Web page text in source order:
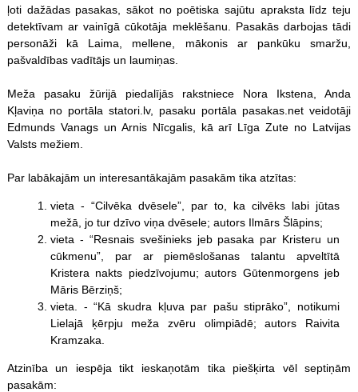
ļoti dažādas pasakas, sākot no poētiska sajūtu apraksta līdz teju
detektīvam ar vainīgā cūkotāja meklēšanu. Pasakās darbojas tādi
personāži kā Laima, mellene, mākonis ar pankūku smaržu,
pašvaldības vadītājs un laumiņas.
Meža pasaku žūrijā piedalījās rakstniece Nora Ikstena, Anda
Kļaviņa no portāla statori.lv, pasaku portāla pasakas.net veidotāji
Edmunds Vanags un Arnis Nīcgalis, kā arī Līga Zute no Latvijas
Valsts mežiem.
Par labākajām un interesantākajām pasakām tika atzītas:
vieta - “Cilvēka dvēsele”, par to, ka cilvēks labi jūtas
mežā, jo tur dzīvo viņa dvēsele; autors Ilmārs Šlāpins;
vieta - “Resnais svešinieks jeb pasaka par Kristeru un
cūkmenu”, par ar piemēslošanas talantu apveltītā
Kristera nakts piedzīvojumu; autors Gūtenmorgens jeb
Māris Bērziņš;
vieta. - “Kā skudra kļuva par pašu stiprāko”, notikumi
Lielajā ķērpju meža zvēru olimpiādē; autors Raivita
Kramzaka.
Atzinība un iespēja tikt ieskaņotām tika piešķirta vēl septiņām
pasakām: